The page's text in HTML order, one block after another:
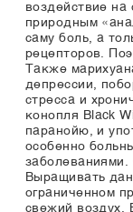
воздействие на
природным
саму боль, а
рецепторов.
Также
депрессии,
стресса и
конопля Black
паранойю, и
особенно
Выращивать
ограниченном
свежий воздух.